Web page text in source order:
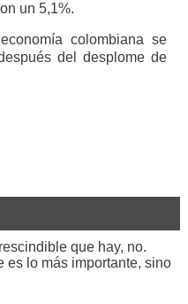
un 5,1%.
colombiana se
del desplome de
que hay, no.
es lo más importante, sino